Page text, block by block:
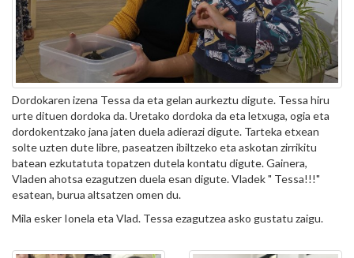
Dordokaren izena Tessa da eta gelan aurkeztu digute. Tessa hiru
urte dituen dordoka da. Uretako dordoka da eta letxuga, ogia eta
dordokentzako jana jaten duela adierazi digute. Tarteka etxean
solte uzten dute libre, paseatzen ibiltzeko eta askotan zirrikitu
batean ezkutatuta topatzen dutela kontatu digute. Gainera,
Vladen ahotsa ezagutzen duela esan digute. Vladek " Tessa!!!"
esatean, burua altsatzen omen du.
Mila esker Ionela eta Vlad. Tessa ezagutzea asko gustatu zaigu.